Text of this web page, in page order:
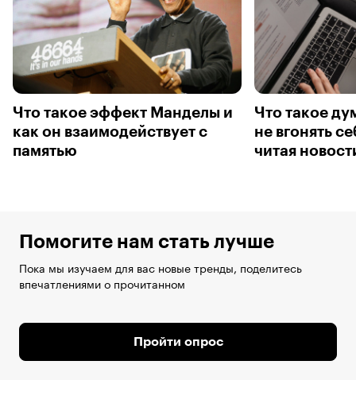
Что такое эффект Манделы и
как он взаимодействует с
памятью
Что такое
не вгонять
читая
Помогите нам стать лучше
Пока мы изучаем для вас новые тренды, поделитесь
впечатлениями о прочитанном
Пройти опрос